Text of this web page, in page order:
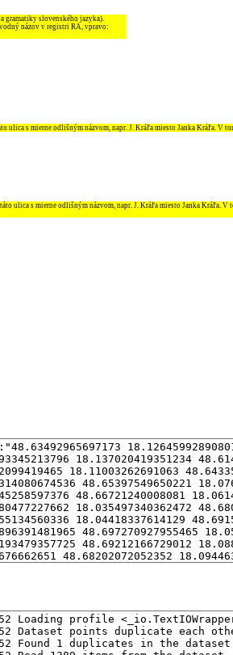
gramatiky slovenského jazyka).
názov v registri RA, vpravo:
ulica s mierne odlišným názvom, napr. J. Kráľa miesto Janka Kráľa. V
ulica s mierne odlišným názvom, napr. J. Kráľa miesto Janka Kráľa.